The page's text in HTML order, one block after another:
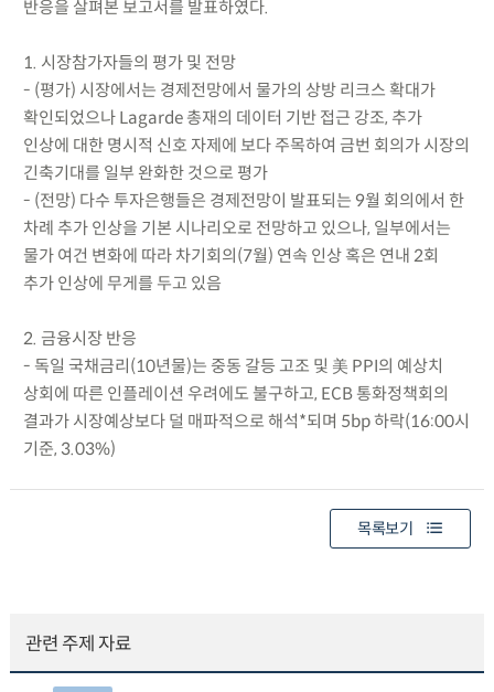
반응을 살펴본 보고서를 발표하였다.
1. 시장참가자들의 평가 및 전망
- (평가) 시장에서는 경제전망에서 물가의 상방 리크스 확대가
확인되었으나 Lagarde 총재의 데이터 기반 접근 강조, 추가
인상에 대한 명시적 신호 자제에 보다 주목하여 금번 회의가 시장의
긴축기대를 일부 완화한 것으로 평가
- (전망) 다수 투자은행들은 경제전망이 발표되는 9월 회의에서 한
차례 추가 인상을 기본 시나리오로 전망하고 있으나, 일부에서는
물가 여건 변화에 따라 차기회의(7월) 연속 인상 혹은 연내 2회
추가 인상에 무게를 두고 있음
2. 금융시장 반응
- 독일 국채금리(10년물)는 중동 갈등 고조 및 美 PPI의 예상치
상회에 따른 인플레이션 우려에도 불구하고, ECB 통화정책회의
결과가 시장예상보다 덜 매파적으로 해석*되며 5bp 하락(16:00시
기준, 3.03%)
목록보기
관련 주제 자료